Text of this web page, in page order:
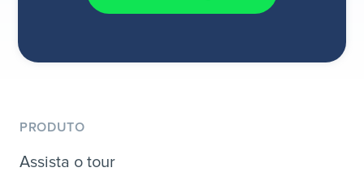
PRODUTO
Assista o tour